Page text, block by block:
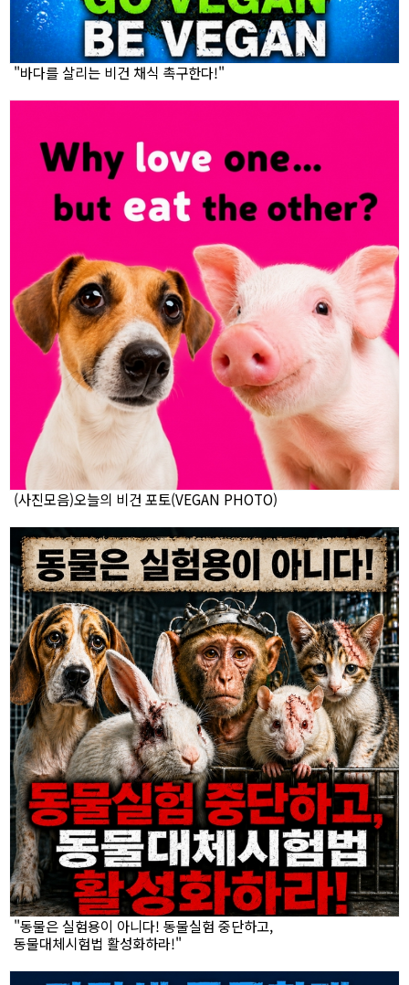
"바다를 살리는 비건 채식 촉구한다!"
(사진모음)오늘의 비건 포토(VEGAN PHOTO)
"동물은 실험용이 아니다! 동물실험 중단하고,
동물대체시험법 활성화하라!"